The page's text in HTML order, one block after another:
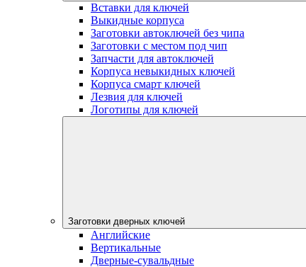
Вставки для ключей
Выкидные корпуса
Заготовки автоключей без чипа
Заготовки с местом под чип
Запчасти для автоключей
Корпуса невыкидных ключей
Корпуса смарт ключей
Лезвия для ключей
Логотипы для ключей
Заготовки дверных ключей
Английские
Вертикальные
Дверные-сувальдные